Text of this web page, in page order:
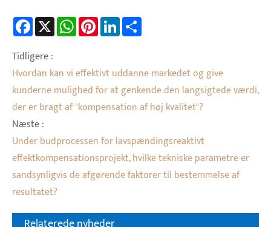
Facebook WhatsAppPinterestLinkedIn
Tidligere :
Hvordan kan vi effektivt uddanne markedet og give
kunderne mulighed for at genkende den langsigtede værdi,
der er bragt af "kompensation af høj kvalitet"?
Næste :
Under budprocessen for lavspændingsreaktivt
effektkompensationsprojekt, hvilke tekniske parametre er
sandsynligvis de afgørende faktorer til bestemmelse af
resultatet?